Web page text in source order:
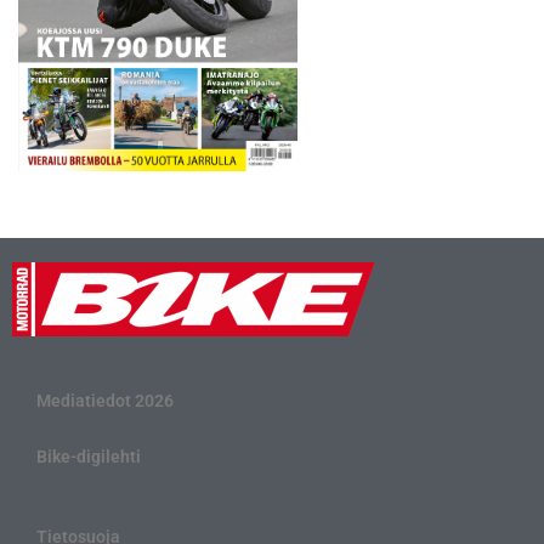
Mediatiedot 2026
Bike-digilehti
Tietosuoja